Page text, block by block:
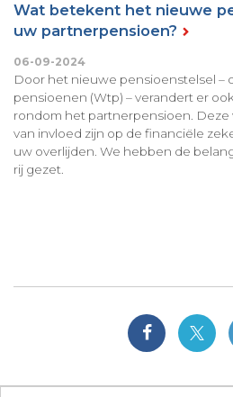
Wat betekent het nieuwe
uw partnerpensioen?
06-09-2024
Door het nieuwe pensioenstelsel –
pensioenen (Wtp) – verandert er
rondom het partnerpensioen.
van invloed zijn op de financiële
uw overlijden. We hebben de
rij gezet.